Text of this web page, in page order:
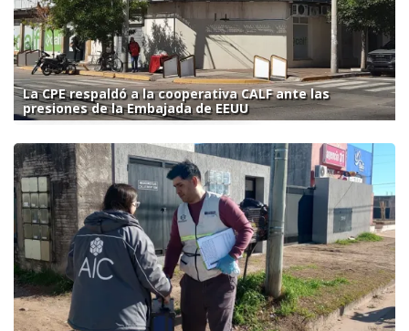
La CPE respaldó a la cooperativa CALF ante las
presiones de la Embajada de EEUU